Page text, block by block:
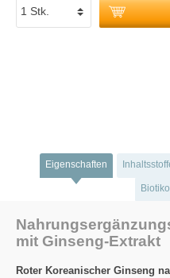
Eigenschaften
mit Ginseng-Extrakt
Roter Koreanischer Ginseng